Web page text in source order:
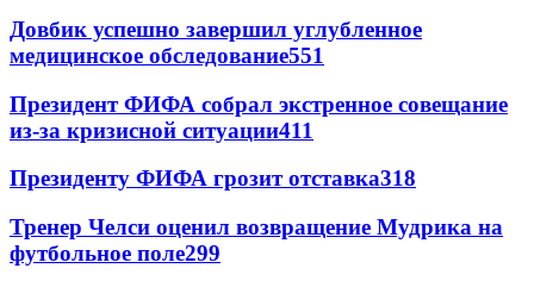
Довбик успешно завершил углубленное
медицинское обследование551
Президент ФИФА собрал экстренное совещание
из-за кризисной ситуации411
Президенту ФИФА грозит отставка318
Тренер Челси оценил возвращение Мудрика на
футбольное поле299